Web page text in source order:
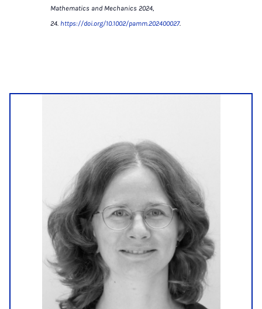
Mathematics and Mechanics 2024,
24. https://doi.org/10.1002/pamm.202400027.